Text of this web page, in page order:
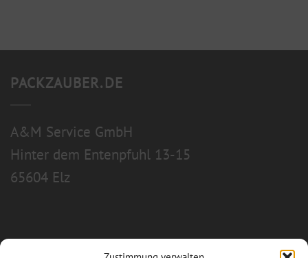
PACKZAUBER.DE
A&M Service GmbH
Hinter dem Entenpfuhl 13-15
65604 Elz